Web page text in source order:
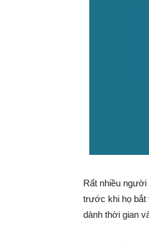
Rất nhiều
trước khi họ bắt
dành thời gian